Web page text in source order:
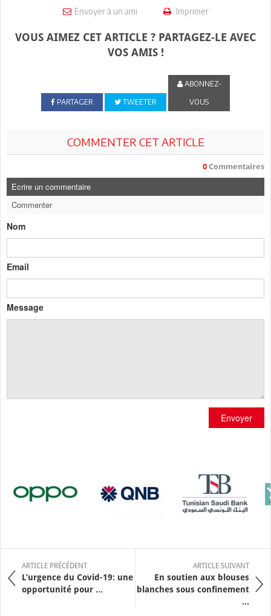
Envoyer à un ami Imprimer
VOUS AIMEZ CET ARTICLE ? PARTAGEZ-LE AVEC
VOS AMIS !
PARTAGER TWEETER
ABONNEZ-
VOUS
COMMENTER CET ARTICLE
0 Commentaires
Ecrire un commentaire
Commenter
Nom
Email
Message
Envoyer
ARTICLE PRÉCÉDENT
L’urgence du Covid-19: une
opportunité pour ...
ARTICLE SUIVANT
En soutien aux blouses
blanches sous confinement
...